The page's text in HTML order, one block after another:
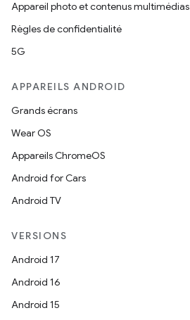
Appareil photo et contenus multimédias
Règles de confidentialité
5G
APPAREILS ANDROID
Grands écrans
Wear OS
Appareils ChromeOS
Android for Cars
Android TV
VERSIONS
Android 17
Android 16
Android 15